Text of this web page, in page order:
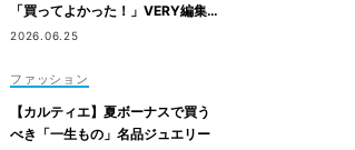
「買ってよかった！」VERY編集
者のベストバイ
2026.06.25
ファッション
【カルティエ】夏ボーナスで買う
べき「一生もの」名品ジュエリー